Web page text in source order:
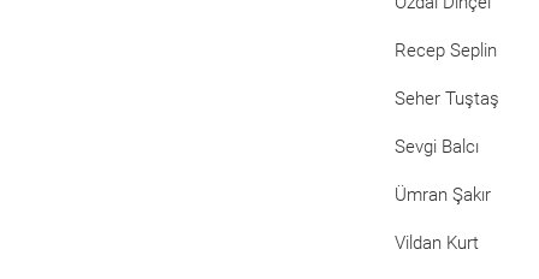
Recep Seplin
Seher Tuştaş
Sevgi Balcı
Ümran Şakır
Vildan Kurt